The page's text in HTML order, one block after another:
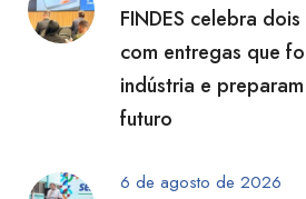
FINDES celebra
com entregas que
indústria e
futuro
6 de agosto de 2026